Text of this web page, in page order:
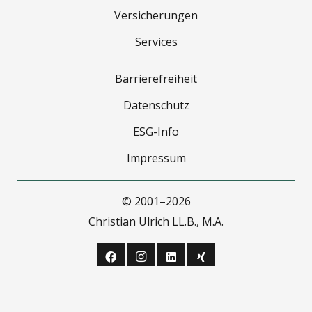
Ver­si­che­run­gen
Ser­vices
Bar­rie­re­frei­heit
Daten­schutz
ESG-Info
Impres­sum
© 2001–2026
Chris­ti­an Ulrich LL.B., M.A.